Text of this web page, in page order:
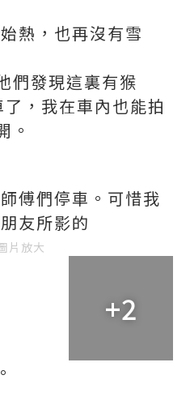
熱，也再沒有雪
們發現這裏有猴
，我在車內也能拍
。
傅們停車。可惜我
友所影的
片放大
+2